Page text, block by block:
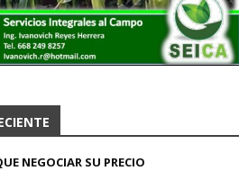
NEGOCIAR SU PRECIO